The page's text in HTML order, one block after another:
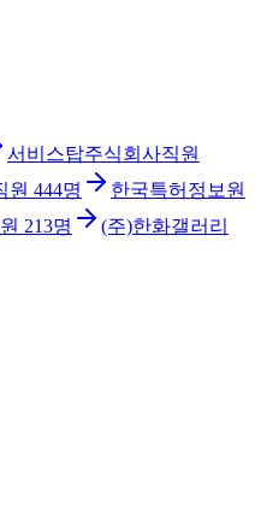
서비스탑주식회사직원
원 444명
한국특허정보원
213명
(주)한화갤러리